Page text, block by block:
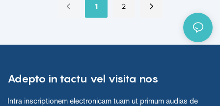
1 2
Adepto in tactu vel visita nos
Intra inscriptionem electronicam tuam ut primum audias de